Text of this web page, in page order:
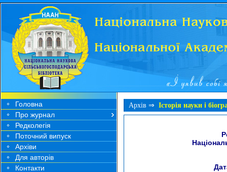
Головна
Про журнал
Редколегія
Поточний випуск
Архіви
Для авторів
Контакти
Архів ⇒ Історія науки і